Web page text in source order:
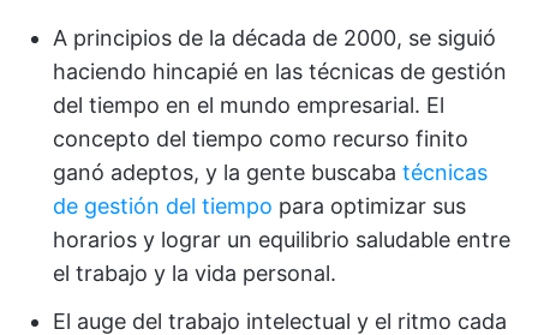
A principios de la década de 2000, se siguió
haciendo hincapié en las técnicas de gestión
del tiempo en el mundo empresarial. El
concepto del tiempo como recurso finito
ganó adeptos, y la gente buscaba técnicas
de gestión del tiempo para optimizar sus
horarios y lograr un equilibrio saludable entre
el trabajo y la vida personal.
El auge del trabajo intelectual y el ritmo cada